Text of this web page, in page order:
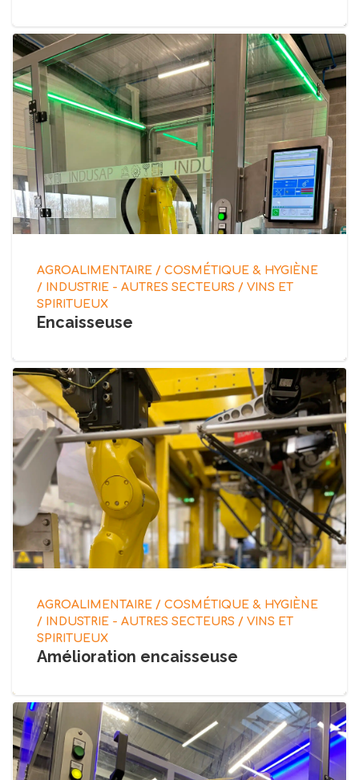
AGROALIMENTAIRE / COSMÉTIQUE & HYGIÈNE
/ INDUSTRIE - AUTRES SECTEURS / VINS ET
SPIRITUEUX
Encaisseuse
AGROALIMENTAIRE / COSMÉTIQUE & HYGIÈNE
/ INDUSTRIE - AUTRES SECTEURS / VINS ET
SPIRITUEUX
Amélioration encaisseuse